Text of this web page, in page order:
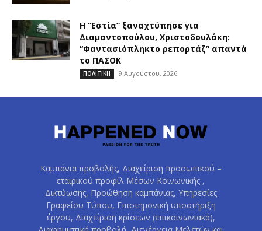
Η “Εστία” ξαναχτύπησε για
Διαμαντοπούλου, Χριστοδουλάκη:
“Φαντασιόπληκτο ρεπορτάζ” απαντά
το ΠΑΣΟΚ
ΠΟΛΙΤΙΚΗ 9 Αυγούστου, 2026
Καμπάνια προβολής, Διαχείριση προσωπικού –
εταιρικού προφίλ Μέσων Κοινωνικής ,
Δικτύωσης, Προώθηση καμπάνιας, Υπηρεσίες
Γραφείου Τύπου, Επιστημονική υποστήριξη
έργου, Διαχείριση κρίσεων (επικοινωνιακά),